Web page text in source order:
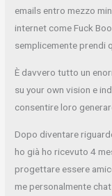
emails entro mezzo
internet come Fuck
semplicemente prendi
È davvero tutto un
su your own vision e
consentire loro
Dopo diventare
ho già ho ricevuto 4
progettare essere
me personalmente